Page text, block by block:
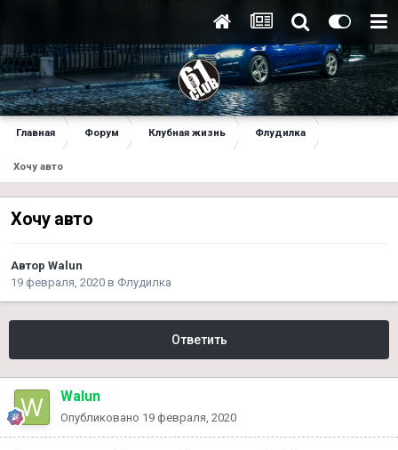
Главная Форум Клубная жизнь Флудилка
Хочу авто
Хочу авто
Автор Walun
19 февраля, 2020 в Флудилка
Ответить
Walun
Опубликовано 19 февраля, 2020